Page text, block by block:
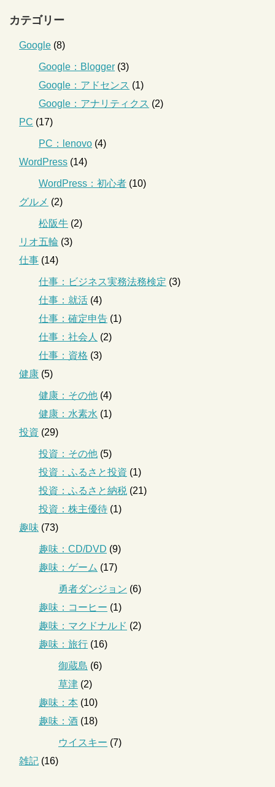
カテゴリー
Google (8)
Google：Blogger (3)
Google：アドセンス (1)
Google：アナリティクス (2)
PC (17)
PC：lenovo (4)
WordPress (14)
WordPress：初心者 (10)
グルメ (2)
松阪牛 (2)
リオ五輪 (3)
仕事 (14)
仕事：ビジネス実務法務検定 (3)
仕事：就活 (4)
仕事：確定申告 (1)
仕事：社会人 (2)
仕事：資格 (3)
健康 (5)
健康：その他 (4)
健康：水素水 (1)
投資 (29)
投資：その他 (5)
投資：ふるさと投資 (1)
投資：ふるさと納税 (21)
投資：株主優待 (1)
趣味 (73)
趣味：CD/DVD (9)
趣味：ゲーム (17)
勇者ダンジョン (6)
趣味：コーヒー (1)
趣味：マクドナルド (2)
趣味：旅行 (16)
御蔵島 (6)
草津 (2)
趣味：本 (10)
趣味：酒 (18)
ウイスキー (7)
雑記 (16)